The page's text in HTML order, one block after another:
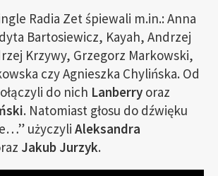
Radia Zet śpiewali m.in.: Anna
Bartosiewicz, Kayah, Andrzej
Krzywy, Grzegorz Markowski,
czy Agnieszka Chylińska. Od
do nich Lanberry oraz
. Natomiast głosu do dźwięku
użyczyli Aleksandra
Jakub Jurzyk.